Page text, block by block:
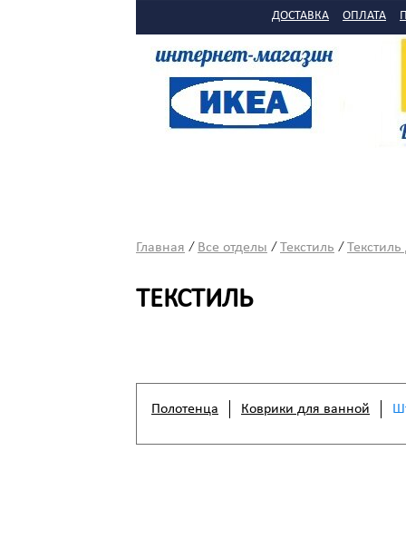
ДОСТАВКА ОПЛАТА
Главная / Все отделы / Текстиль /
ТЕКСТИЛЬ
Полотенца Коврики для ванной